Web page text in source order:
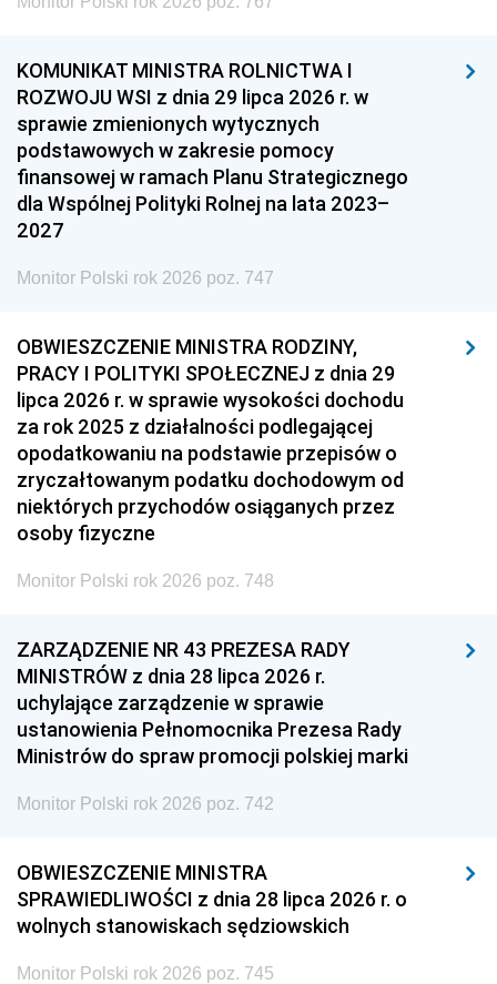
KOMUNIKAT MINISTRA ROLNICTWA I
ROZWOJU WSI z dnia 29 lipca 2026 r. w
sprawie zmienionych wytycznych
podstawowych w zakresie pomocy
finansowej w ramach Planu Strategicznego
dla Wspólnej Polityki Rolnej na lata 2023–
2027
Monitor Polski rok 2026 poz. 747
OBWIESZCZENIE MINISTRA RODZINY,
PRACY I POLITYKI SPOŁECZNEJ z dnia 29
lipca 2026 r. w sprawie wysokości dochodu
za rok 2025 z działalności podlegającej
opodatkowaniu na podstawie przepisów o
zryczałtowanym podatku dochodowym od
niektórych przychodów osiąganych przez
osoby fizyczne
Monitor Polski rok 2026 poz. 748
ZARZĄDZENIE NR 43 PREZESA RADY
MINISTRÓW z dnia 28 lipca 2026 r.
uchylające zarządzenie w sprawie
ustanowienia Pełnomocnika Prezesa Rady
Ministrów do spraw promocji polskiej marki
Monitor Polski rok 2026 poz. 742
OBWIESZCZENIE MINISTRA
SPRAWIEDLIWOŚCI z dnia 28 lipca 2026 r. o
wolnych stanowiskach sędziowskich
Monitor Polski rok 2026 poz. 745